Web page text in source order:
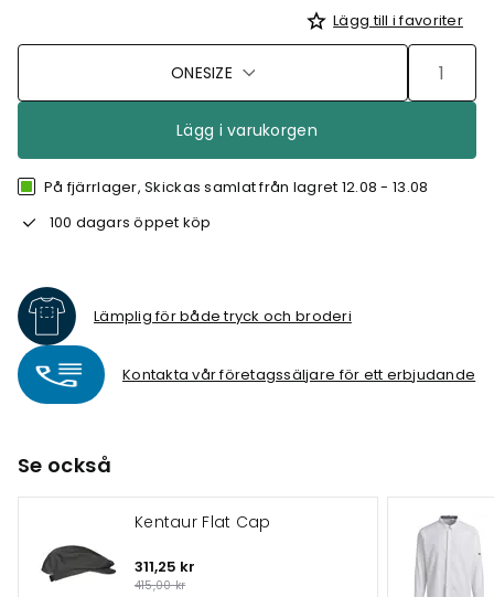
Lägg till i favoriter
ONESIZE
Lägg i varukorgen
På fjärrlager, Skickas samlat från lagret 12.08 - 13.08
100 dagars öppet köp
Lämplig för både tryck och broderi
Kontakta vår företagssäljare för ett erbjudande
Se också
Kentaur Flat Cap
311,25 kr
415,00 kr